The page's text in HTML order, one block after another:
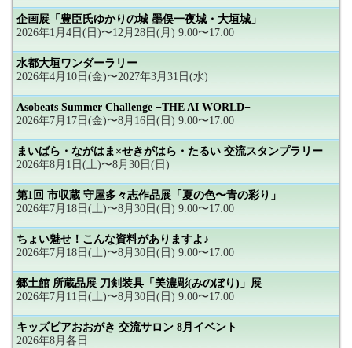
企画展「豊臣氏ゆかりの城 墨俣一夜城・大垣城」
2026年1月4日(日)〜12月28日(月) 9:00〜17:00
水都大垣ワンダーラリー
2026年4月10日(金)〜2027年3月31日(水)
Asobeats Summer Challenge −THE AI WORLD−
2026年7月17日(金)〜8月16日(日) 9:00〜17:00
まいばら・ながはま×せきがはら・たるい 交流スタンプラリー
2026年8月1日(土)〜8月30日(日)
第1回 市収蔵 守屋多々志作品展「夏の色〜青の彩り」
2026年7月18日(土)〜8月30日(日) 9:00〜17:00
ちょい魅せ！こんな資料がありますよ♪
2026年7月18日(土)〜8月30日(日) 9:00〜17:00
郷土館 所蔵品展 刀剣装具「美濃彫(みのぼり)」展
2026年7月11日(土)〜8月30日(日) 9:00〜17:00
キッズピアおおがき 交流サロン 8月イベント
2026年8月各日